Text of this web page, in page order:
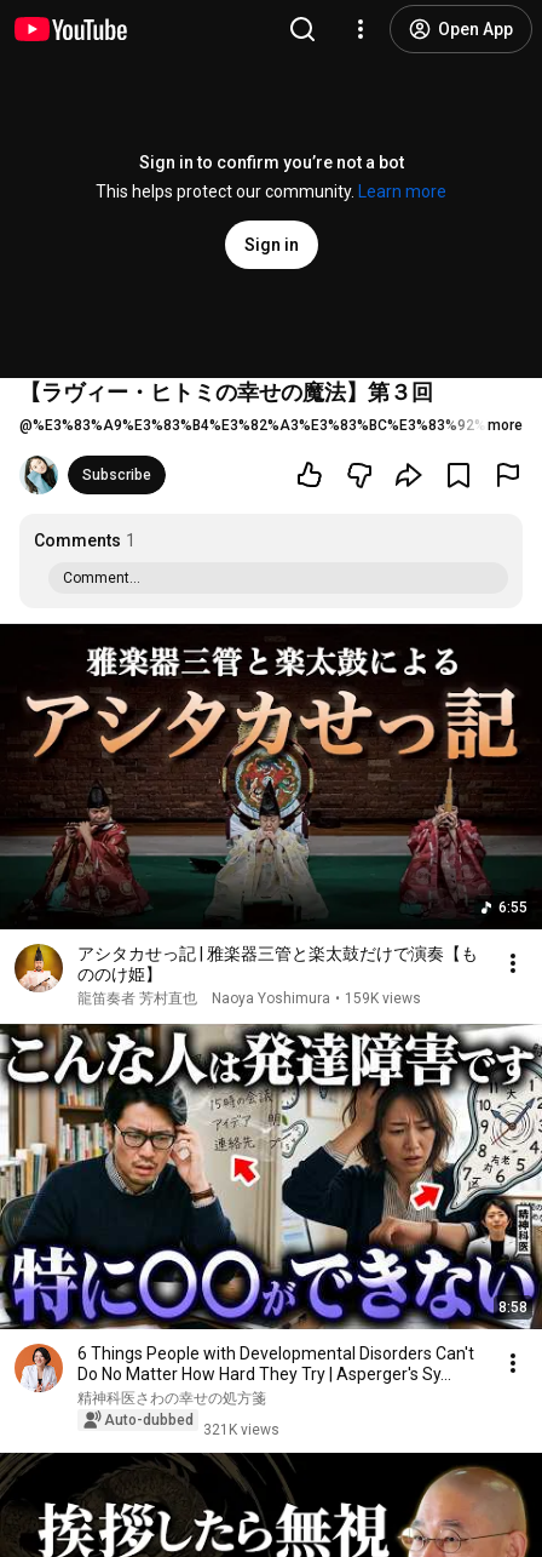
Open App
Sign in to confirm you’re not a bot
This helps protect our community.
Learn more
Sign in
【ラヴィー・ヒトミの幸せの魔法】第３回
@ more
Subscribe
Comments 1
Comment...
6:55
アシタカせっ記 | 雅楽器三管と楽太鼓だけで演奏【も
ののけ姫】
龍笛奏者 芳村直也 Naoya Yoshimura • 159K views
8:58
6 Things People with Developmental Disorders Can't
Do No Matter How Hard They Try | Asperger's Sy...
精神科医さわの幸せの処方箋
Auto-dubbed
321K views